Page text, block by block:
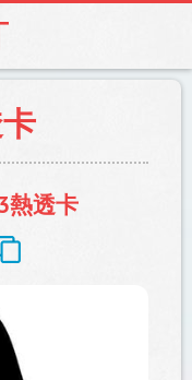
熱透卡